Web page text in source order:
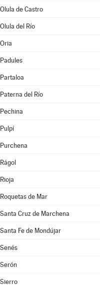
Olula de Castro
Olula del Río
Oria
Padules
Partaloa
Paterna del Río
Pechina
Pulpí
Purchena
Rágol
Rioja
Roquetas de Mar
Santa Cruz de Marchena
Santa Fe de Mondújar
Senés
Serón
Sierro